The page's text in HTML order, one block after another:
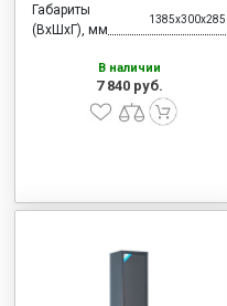
Габариты
(ВхШхГ), мм
1385x300x285
В наличии
7 840 руб.